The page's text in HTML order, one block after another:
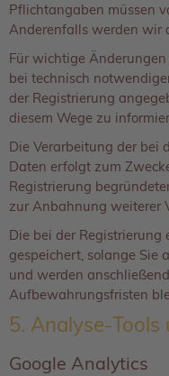
Pflichtangaben müssen
Anderenfalls werden wir
Für wichtige
bei technisch
der Registrierung
diesem Wege zu
Die Verarbeitung der bei
Daten erfolgt zum
Registrierung
zur Anbahnung weiterer
Die bei der
gespeichert, solange Sie
und werden
Aufbewahrungsfristen
5. Analyse-
Google Analytics